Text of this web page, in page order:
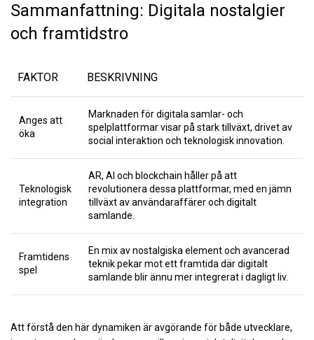
Sammanfattning: Digitala nostalgier
och framtidstro
FAKTOR BESKRIVNING
Anges att
öka
Marknaden för digitala samlar- och
spelplattformar visar på stark tillväxt, drivet av
social interaktion och teknologisk innovation.
Teknologisk
integration
AR, AI och blockchain håller på att
revolutionera dessa plattformar, med en jämn
tillväxt av användaraffärer och digitalt
samlande.
Framtidens
spel
En mix av nostalgiska element och avancerad
teknik pekar mot ett framtida där digitalt
samlande blir ännu mer integrerat i dagligt liv.
Att förstå den här dynamiken är avgörande för både utvecklare,